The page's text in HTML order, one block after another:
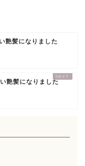
艶髪になりました
艶髪になりました